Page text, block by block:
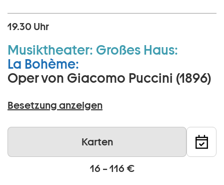
19.30 Uhr
Musiktheater: Großes Haus:
La Bohème:
Oper von Giacomo Puccini (1896)
Besetzung anzeigen
Karten
16 – 116 €